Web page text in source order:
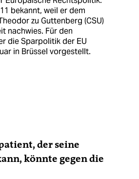
bekannt, weil er dem
zu Guttenberg (CSU)
nachwies. Für den
die Sparpolitik der EU
in Brüssel vorgestellt.
der seine
könnte gegen die